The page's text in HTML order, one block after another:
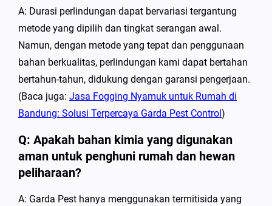
A: Durasi perlindungan dapat bervariasi tergantung
metode yang dipilih dan tingkat serangan awal.
Namun, dengan metode yang tepat dan penggunaan
bahan berkualitas, perlindungan kami dapat bertahan
bertahun-tahun, didukung dengan garansi pengerjaan.
(Baca juga: Jasa Fogging Nyamuk untuk Rumah di
Bandung: Solusi Terpercaya Garda Pest Control )
Q: Apakah bahan kimia yang digunakan
aman untuk penghuni rumah dan hewan
peliharaan?
A: Garda Pest hanya menggunakan termitisida yang